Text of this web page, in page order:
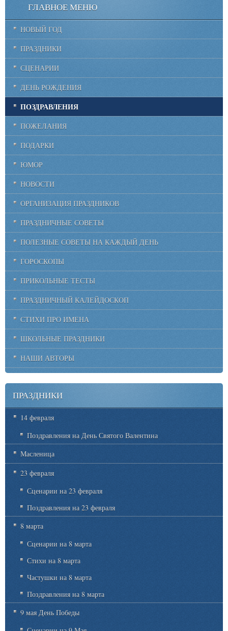
ГЛАВНОЕ МЕНЮ
НОВЫЙ ГОД
ПРАЗДНИКИ
СЦЕНАРИИ
ДЕНЬ РОЖДЕНИЯ
ПОЗДРАВЛЕНИЯ
ПОЖЕЛАНИЯ
ПОДАРКИ
ЮМОР
НОВОСТИ
ОРГАНИЗАЦИЯ ПРАЗДНИКОВ
ПРАЗДНИЧНЫЕ СОВЕТЫ
ПОЛЕЗНЫЕ СОВЕТЫ НА КАЖДЫЙ ДЕНЬ
ГОРОСКОПЫ
ПРИКОЛЬНЫЕ ТЕСТЫ
ПРАЗДНИЧНЫЙ КАЛЕЙДОСКОП
СТИХИ ПРО ИМЕНА
ШКОЛЬНЫЕ ПРАЗДНИКИ
НАШИ АВТОРЫ
ПРАЗДНИКИ
14 февраля
Поздравления на День Святого Валентина
Масленица
23 февраля
Сценарии на 23 февраля
Поздравления на 23 февраля
8 марта
Сценарии на 8 марта
Стихи на 8 марта
Частушки на 8 марта
Поздравления на 8 марта
9 мая День Победы